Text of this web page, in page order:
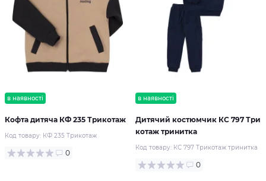
в наявності
Кофта дитяча КФ 235 Трикотаж
Код товару: КФ 235 Трикотаж
0
в наявності
Дитячий костюмчик КС 797 Три
котаж тринитка
Код товару: КС 797 Трикотаж тринитка
0